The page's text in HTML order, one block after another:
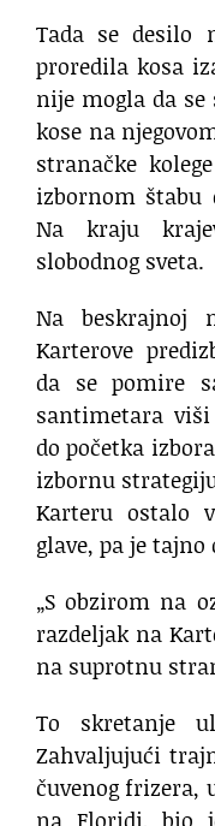
Tada se desilo
proredila kosa
nije mogla da
kose na
stranačke
izbornom štabu
Na kraju
slobodnog sveta.
Na beskrajnoj
Karterove
da se pomire
santimetara
do početka
izbornu
Karteru ostalo
glave, pa je
„S obzirom na
razdeljak na
na suprotnu
To skretanje
Zahvaljujući
čuvenog frizera,